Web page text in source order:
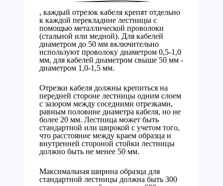
, каждый отрезок кабеля крепят отдельно
к каждой перекладине лестницы с
помощью металлической проволоки
(стальной или медной). Для кабелей
диаметром до 50 мм включительно
используют проволоку диаметром 0,5-1,0
мм, для кабелей диаметром свыше 50 мм -
диаметром 1,0-1,5 мм.
Отрезки кабеля должны крепиться на
передней стороне лестницы одним слоем
с зазором между соседними отрезками,
равным половине диаметра кабеля, но не
более 20 мм. Лестница может быть
стандартной или широкой с учетом того,
что расстояние между краем образца и
внутренней стороной стойки лестницы
должно быть не менее 50 мм.
Максимальная ширина образца для
стандартной лестницы должна быть 300